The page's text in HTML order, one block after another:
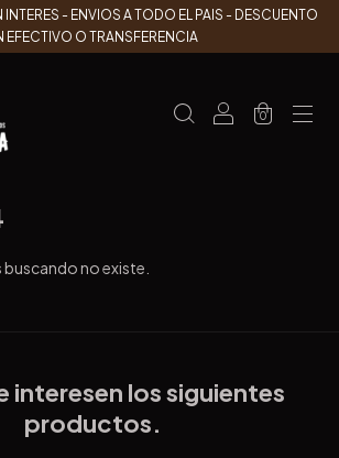
INTERES - ENVIOS A TODO EL PAIS - DESCUENTO
EFECTIVO O TRANSFERENCIA
0
buscando no existe.
interesen los siguientes
productos.